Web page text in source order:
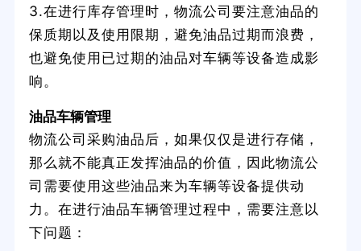
3.在进行库存管理时，物流公司要注意油品的
保质期以及使用限期，避免油品过期而浪费，
也避免使用已过期的油品对车辆等设备造成影
响。
油品车辆管理
物流公司采购油品后，如果仅仅是进行存储，
那么就不能真正发挥油品的价值，因此物流公
司需要使用这些油品来为车辆等设备提供动
力。在进行油品车辆管理过程中，需要注意以
下问题：